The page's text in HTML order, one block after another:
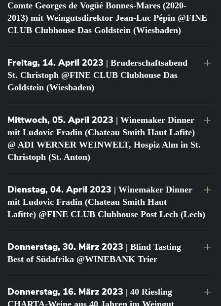
Comte Georges de Vogüé Bonnes-Mares (2020-
2013) mit Weingutsdirektor Jean-Luc Pépin @FINE
CLUB Clubhouse Das Goldstein (Wiesbaden)
Freitag, 14. April 2023 | Bruderschaftsabend
St. Christoph @FINE CLUB Clubhouse Das
Goldstein (Wiesbaden)
Mittwoch, 05. April 2023 | Winemaker Dinner
mit Ludovic Fradin (Chateau Smith Haut Lafite)
@ ADI WERNER WEINWELT, Hospiz Alm in St.
Christoph (St. Anton)
Dienstag, 04. April 2023 | Winemaker Dinner
mit Ludovic Fradin (Chateau Smith Haut
Lafitte) @FINE CLUB Clubhouse Post Lech (Lech)
Donnerstag, 30. März 2023 | Blind Tasting
Best of Südafrika @WINEBANK Trier
Donnerstag, 16. März 2023 | 40 Riesling